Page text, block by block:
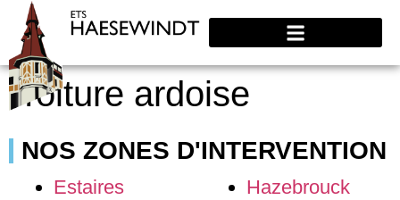
Toiture ardoise
NOS ZONES D'INTERVENTION
Estaires
Hazebrouck